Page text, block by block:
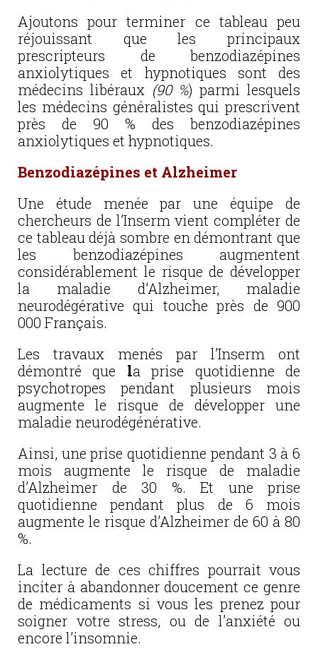
Ajoutons pour terminer ce tableau peu
réjouissant que les principaux
prescripteurs de benzodiazépines
anxiolytiques et hypnotiques sont des
médecins libéraux (90 %) parmi lesquels
les médecins généralistes qui prescrivent
près de 90 % des benzodiazépines
anxiolytiques et hypnotiques.
Benzodiazépines et Alzheimer
Une étude menée par une équipe de
chercheurs de l’Inserm vient compléter de
ce tableau déjà sombre en démontrant que
les benzodiazépines augmentent
considérablement le risque de développer
la maladie d’Alzheimer, maladie
neurodégérative qui touche près de 900
000 Français.
Les travaux menés par l’Inserm ont
démontré que la prise quotidienne de
psychotropes pendant plusieurs mois
augmente le risque de développer une
maladie neurodégénérative.
Ainsi, une prise quotidienne pendant 3 à 6
mois augmente le risque de maladie
d’Alzheimer de 30 %. Et une prise
quotidienne pendant plus de 6 mois
augmente le risque d’Alzheimer de 60 à 80
%.
La lecture de ces chiffres pourrait vous
inciter à abandonner doucement ce genre
de médicaments si vous les prenez pour
soigner votre stress, ou de l’anxiété ou
encore l’insomnie.